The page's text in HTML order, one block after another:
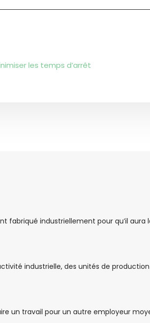
les temps d’arrêt
fabriqué industriellement pour qu’il
industrielle, des unités de
un travail pour un autre employeur